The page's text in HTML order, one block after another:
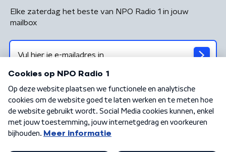
Elke zaterdag het beste van NPO Radio 1 in jouw
mailbox
Algemene voorwaarden Privacybeleid